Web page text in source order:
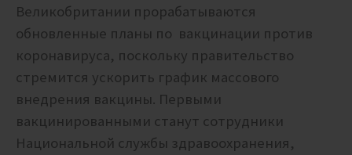
Великобритании прорабатываются
обновленные планы по вакцинации против
коронавируса, поскольку правительство
стремится ускорить график массового
внедрения вакцины. Первыми
вакцинированными станут сотрудники
Национальной службы здравоохранения,